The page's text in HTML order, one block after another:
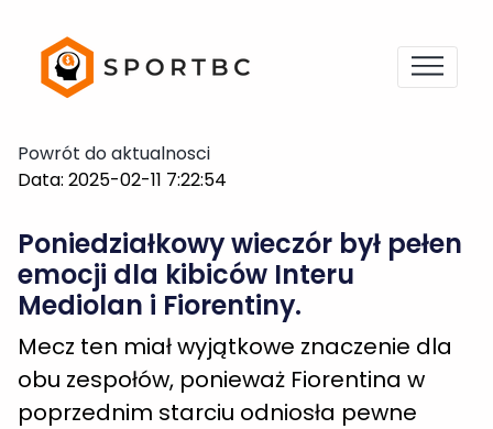
Powrót do aktualnosci
Data: 2025-02-11 7:22:54
Poniedziałkowy wieczór był pełen
emocji dla kibiców Interu
Mediolan i Fiorentiny.
Mecz ten miał wyjątkowe znaczenie dla
obu zespołów, ponieważ Fiorentina w
poprzednim starciu odniosła pewne